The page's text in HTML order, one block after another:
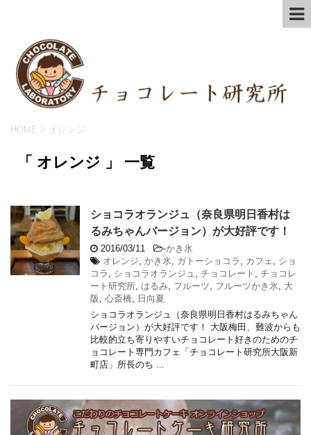
HOME > オレンジ
「 オレンジ 」 一覧
ショコラオランジュ（奈良県明日香村は
るみちゃんバージョン）が大好評です！
2016/03/11 -かき氷
オレンジ かき氷 ガトーショコラ カフェ
ショ
コラ
ショコラオランジュ チョコレート
チョコレ
ート研究所 はるみ フルーツ フルーツかき氷
大
阪
心斎橋
日向夏
ショコラオランジュ（奈良県明日香村はるみちゃん
バージョン）が大好評です！ 大阪梅田、難波からも
比較的立ち寄りやすいチョコレート好きのためのチ
ョコレート専門カフェ「チョコレート研究所大阪新
町店」所長のち ...